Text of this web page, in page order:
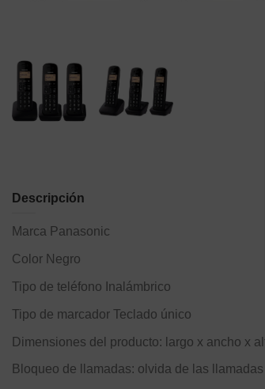
Descripción
Marca Panasonic
Color Negro
Tipo de teléfono Inalámbrico
Tipo de marcador Teclado único
Dimensiones del producto: largo x ancho x
Bloqueo de llamadas: olvida de las